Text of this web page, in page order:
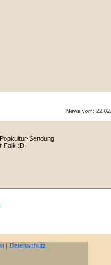
News vom:
Sendung
Falk :D
| Datenschutz